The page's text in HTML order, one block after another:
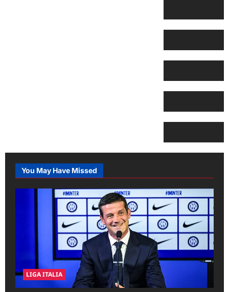
You May Have Missed
LIGA ITALIA